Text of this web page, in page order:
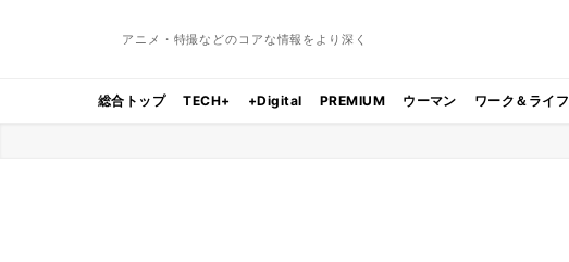
アニメ・特撮などのコアな情報をより深く
総合トップ TECH+ +Digital PREMIUM ウーマン ワーク＆ライフ